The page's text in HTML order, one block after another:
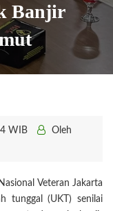
Banjir
WIB
Oleh
Veteran Jakarta
tunggal (UKT) senilai